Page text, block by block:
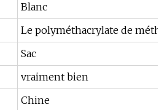
Blanc
Le polyméthacrylate de
Sac
vraiment bien
Chine